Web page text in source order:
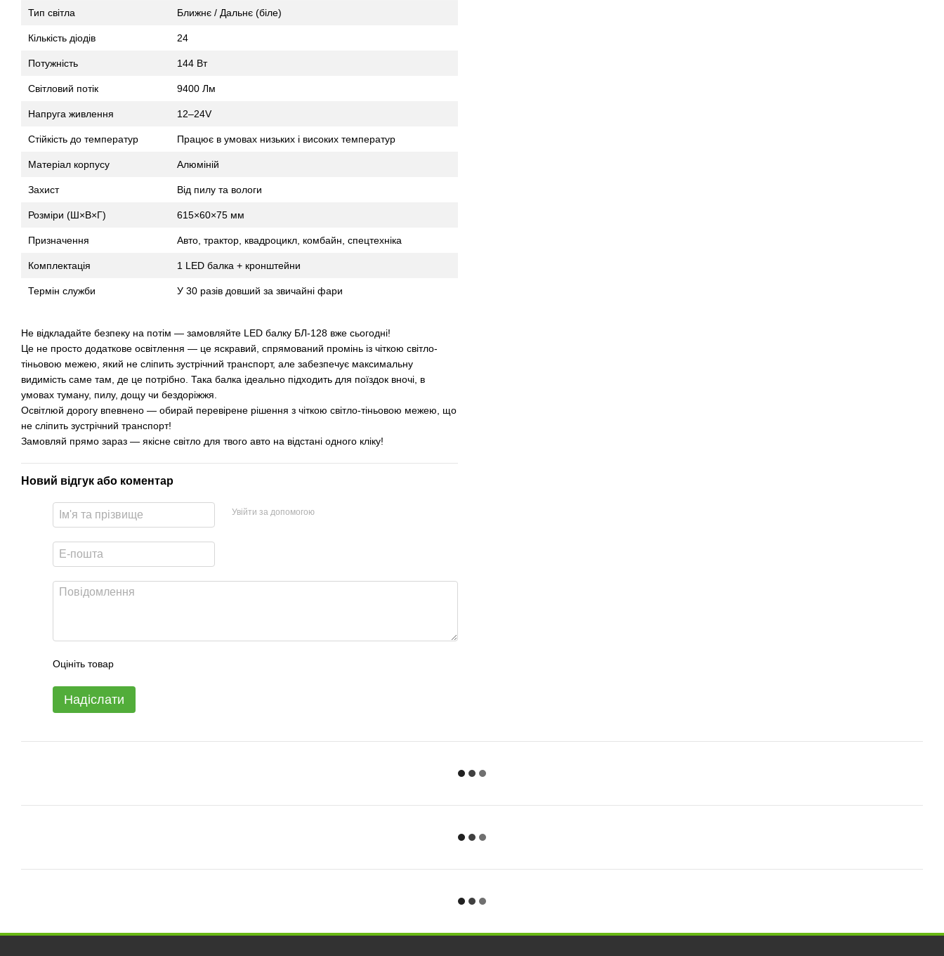
Тип світла Ближнє / Дальнє (біле)
Кількість діодів 24
Потужність 144 Вт
Світловий потік 9400 Лм
Напруга живлення 12–24V
Стійкість до температур Працює в умовах низьких і високих температур
Матеріал корпусу Алюміній
Захист Від пилу та вологи
Розміри (Ш×В×Г) 615×60×75 мм
Призначення Авто, трактор, квадроцикл, комбайн, спецтехніка
Комплектація 1 LED балка + кронштейни
Термін служби У 30 разів довший за звичайні фари
Не відкладайте безпеку на потім — замовляйте LED балку БЛ-128 вже сьогодні!
Це не просто додаткове освітлення — це яскравий, спрямований промінь із чіткою світло-
тіньовою межею, який не сліпить зустрічний транспорт, але забезпечує максимальну
видимість саме там, де це потрібно. Така балка ідеально підходить для поїздок вночі, в
умовах туману, пилу, дощу чи бездоріжжя.
Освітлюй дорогу впевнено — обирай перевірене рішення з чіткою світло-тіньовою межею, що
не сліпить зустрічний транспорт!
Замовляй прямо зараз — якісне світло для твого авто на відстані одного кліку!
Новий відгук або коментар
Увійти за допомогою
Оцініть товар
Надіслати